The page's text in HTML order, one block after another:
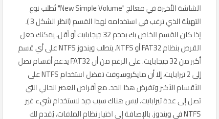
الشاشة الأخيرة في معالج "New Simple Volume" تُطلب نوع
التهيئة الذي ترغب في استخدامه لهذا القسم (انظر الشكل 3 ).
إذا كان القسم الخاص بك بحجم 32 جيجابايت أو أقل، يمكنك جعل
القرص بنظام FAT32 أو NTFS. يتطلب ويندوز NTFS على أي قسم
أكبر من 32 جيجابايت. على الرغم من أن FAT32 يدعم أقسام تصل
إلى 2 تيرابايت، إلا أن مايكروسوفت تفضل استخدام NTFS على
الأقسام الأكبر وتفرض هذا الحد. مع أقراص العصر الحالي التي
تصل إلى عدة تيرابايت، ليس هناك سبب جيد لاستخدام شيء غير
NTFS في ويندوز. بالإضافة إلى اختيار نظام الملفات، يُقدم لك